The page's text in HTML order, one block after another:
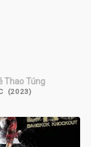
Thao Túng
(2023)